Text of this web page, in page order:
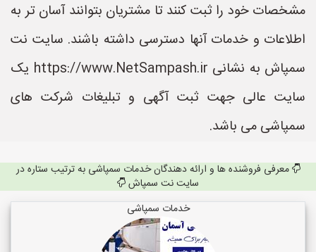
مشخصات خود را ثبت کنند تا مشتریان بتوانند آسان تر به
اطلاعات و خدمات آنها دسترسی داشته باشند. سایت نت
سمپاش به نشانی https://www.NetSampash.ir یک
سایت عالی جهت ثبت آگهی و تبلیغات شرکت های
سمپاشی می باشد.
معرفی فروشنده ها و ارائه دهندگان خدمات سمپاشی به ترتیب ستاره در
سایت نت سمپاش
خدمات سمپاشی